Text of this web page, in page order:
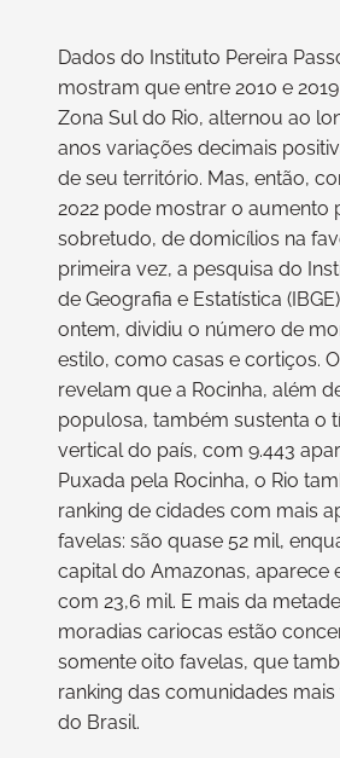
Dados do Instituto Pereira
mostram que entre 2010 e
Zona Sul do Rio, alternou ao
anos variações decimais
de seu território. Mas, então,
2022 pode mostrar o aumento
sobretudo, de domicílios na
primeira vez, a pesquisa do
de Geografia e Estatística
ontem, dividiu o número de
estilo, como casas e cortiços.
revelam que a Rocinha, além
populosa, também sustenta o
vertical do país, com 9.443
Puxada pela Rocinha, o Rio
ranking de cidades com mais
favelas: são quase 52 mil,
capital do Amazonas, aparece
com 23,6 mil. E mais da
moradias cariocas estão
somente oito favelas, que
ranking das comunidades
do Brasil.